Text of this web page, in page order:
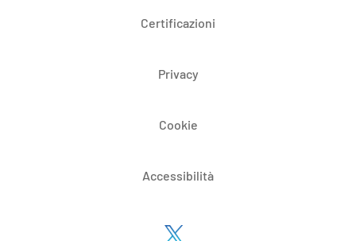
Certificazioni
Privacy
Cookie
Accessibilità